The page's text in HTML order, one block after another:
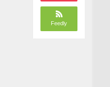
Feedly